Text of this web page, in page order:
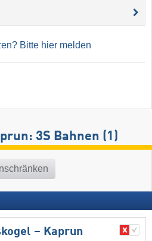
Bitte hier melden
3S Bahnen (1)
– Kaprun